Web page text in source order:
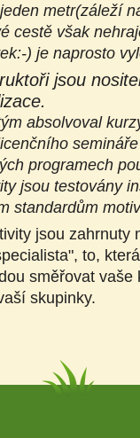
metr(záleží
cestě však
) je naprosto
jsou
absolvoval
programech
jsou testovány
standardům
jsou zahrnuty
to,
směřovat
skupinky.